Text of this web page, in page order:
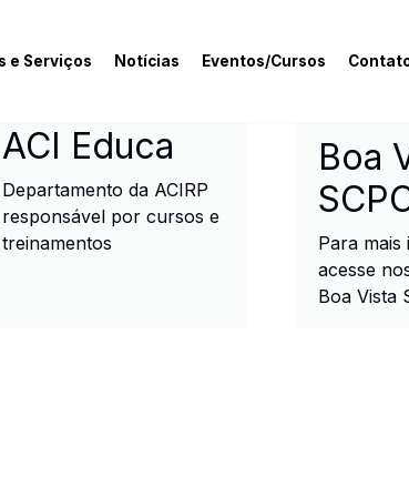
e Serviços Notícias Eventos/Cursos
e
ACI Educa
Departamento da ACIRP
responsável por cursos e
treinamentos
Boa
Para
acesse
Boa Vista